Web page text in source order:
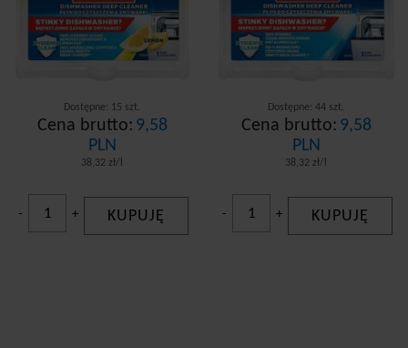
Dostępne: 15 szt.
Cena brutto: 9,58
PLN
38,32 zł/l
- + KUPUJĘ
Dostępne: 44 szt.
Cena brutto: 9,58
PLN
38,32 zł/l
- + KUPUJĘ